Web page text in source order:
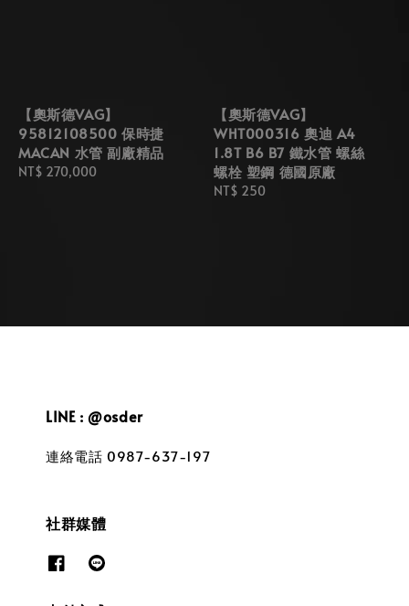
【奧斯德VAG】
95812108500 保時捷
MACAN 水管 副廠精品
Regular
NT$ 270,000
【奧斯德VAG】
WHT000316 奧迪 A4
1.8T B6 B7 鐵水管 螺絲
螺栓 塑鋼 德國原廠
Regular
NT$ 250
LINE : @osder
連絡電話 0987-637-197
社群媒體